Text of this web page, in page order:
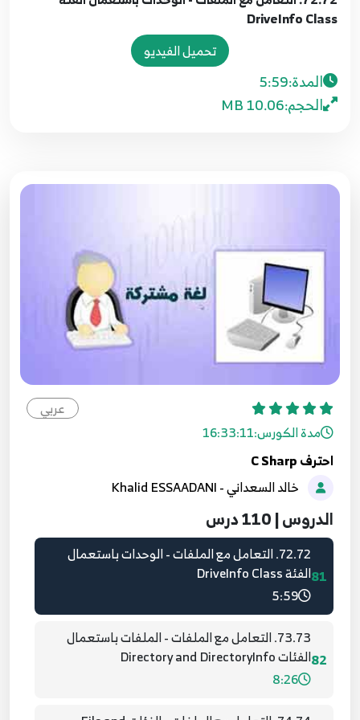
DriveInfo Class
تحميل الفيديو
المدة:5:59
الحجم:10.06 MB
عربي
مدة الكورس:16:33:11
احترف C Sharp
خالد السعداني - Khalid ESSAADANI
الدروس | 110 درس
66.66. برمجة الواجهات - NumericUpDown and
DomainUpDown
5:43
78
69.69. برمجة الواجهات - حفظ الملفات
SaveFileDialog
8:19
79
70.70. برمجة الواجهات - أدوات الطباعة -
PageSetupDialog, PrintPreviewDialog,
PrintDialog, PrintDocument
9:52
80
71.71. برمجة الواجهات واجهة متعددة النوافذ -
Multiple Document Interfaces - MDI
8:22
81
72.72. التعامل مع الملفات - الوحدات باستعمال
الفئة DriveInfo Class
5:59
82
73.73. التعامل مع الملفات - الملفات باستعمال
الفئات Directory and DirectoryInfo
8:26